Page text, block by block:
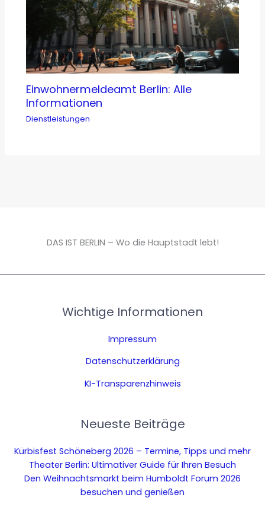
Einwohnermeldeamt Berlin: Alle
Informationen
Dienstleistungen
DAS IST BERLIN – Wo die Hauptstadt lebt!
Wichtige Informationen
Impressum
Datenschutzerklärung
KI-Transparenzhinweis
Neueste Beiträge
Kürbisfest Schöneberg 2026 – Termine, Tipps und mehr
Theater Berlin: Ultimativer Guide für Ihren Besuch
Den Weihnachtsmarkt beim Humboldt Forum 2026
besuchen und genießen